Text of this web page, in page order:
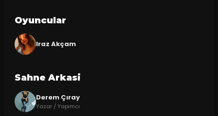
Oyuncular
Iraz Akçam
Sahne Arkasi
Derem Çıray
Yazar / Yapımcı